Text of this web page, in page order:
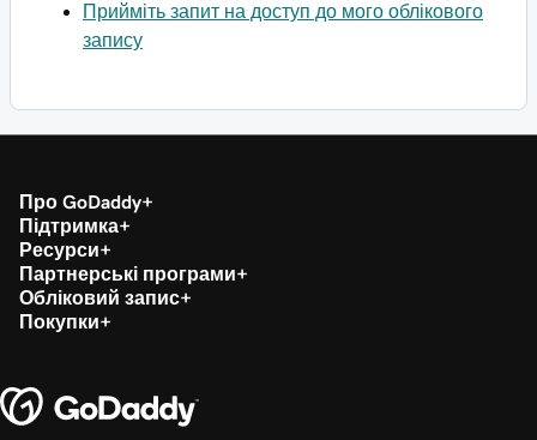
Прийміть запит на доступ до мого облікового
запису
Про GoDaddy
Підтримка
Ресурси
Партнерські програми
Обліковий запис
Покупки